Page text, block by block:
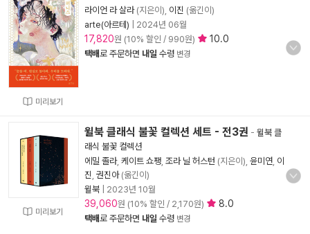
미리보기
라이언 라 살라(지은이), 이진 (옮긴이)
arte(아르테)
2024년 06월
17,820원 (10% 할인 / 990원) 10.0
택배로 주문하면 내일 수령 변경
미리보기
윌북 클래식 불꽃 컬렉션 세트 - 전3권 - 윌북 클
래식 불꽃 컬렉션
에밀 졸라, 케이트 쇼팽 조라 닐 허스턴 (지은이), 윤미연 이
진 권진아(옮긴이)
윌북
2023년 10월
39,060원 (10% 할인 / 2,170원) 8.0
택배로 주문하면 내일 수령 변경